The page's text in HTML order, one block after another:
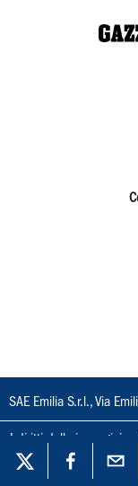
SAE Emilia S.r.l., Via
I diritti delle immagini e
loro riproduzione con